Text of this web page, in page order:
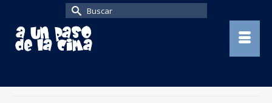
Buscar
por: